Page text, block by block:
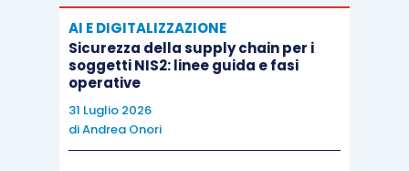
AI E DIGITALIZZAZIONE
Sicurezza della supply chain per i
soggetti NIS2: linee guida e fasi
operative
31 Luglio 2026
diAndrea Onori